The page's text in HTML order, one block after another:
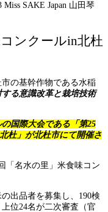
SAKE Japan 山田琴
ンクールin北杜
の基幹作物である水稲
る意識改革と栽培技術
国際大会である「第25
杜」が北杜市にて開催さ
「名水の里」米食味コン
出品者を募集し、190検
位24名が二次審査（官